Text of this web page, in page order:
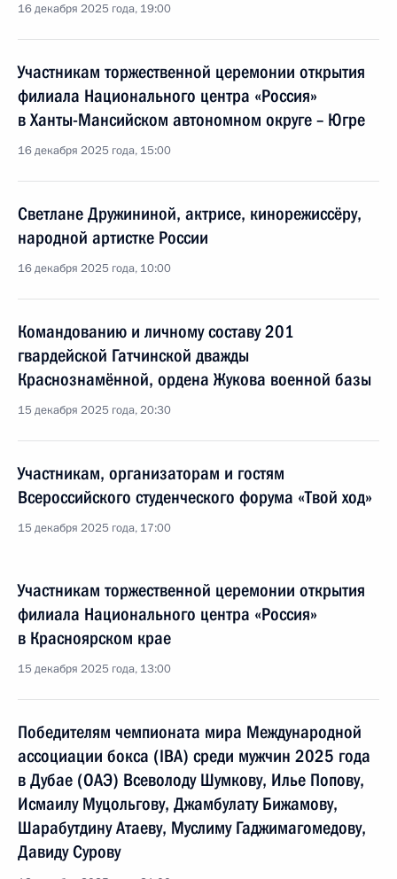
16 декабря 2025 года, 19:00
Участникам торжественной церемонии открытия
филиала Национального центра «Россия»
в Ханты-Мансийском автономном округе – Югре
16 декабря 2025 года, 15:00
Светлане Дружининой, актрисе, кинорежиссёру,
народной артистке России
16 декабря 2025 года, 10:00
Командованию и личному составу 201
гвардейской Гатчинской дважды
Краснознамённой, ордена Жукова военной базы
15 декабря 2025 года, 20:30
Участникам, организаторам и гостям
Всероссийского студенческого форума «Твой ход»
15 декабря 2025 года, 17:00
Участникам торжественной церемонии открытия
филиала Национального центра «Россия»
в Красноярском крае
15 декабря 2025 года, 13:00
Победителям чемпионата мира Международной
ассоциации бокса (IBА) среди мужчин 2025 года
в Дубае (ОАЭ) Всеволоду Шумкову, Илье Попову,
Исмаилу Муцольгову, Джамбулату Бижамову,
Шарабутдину Атаеву, Муслиму Гаджимагомедову,
Давиду Сурову